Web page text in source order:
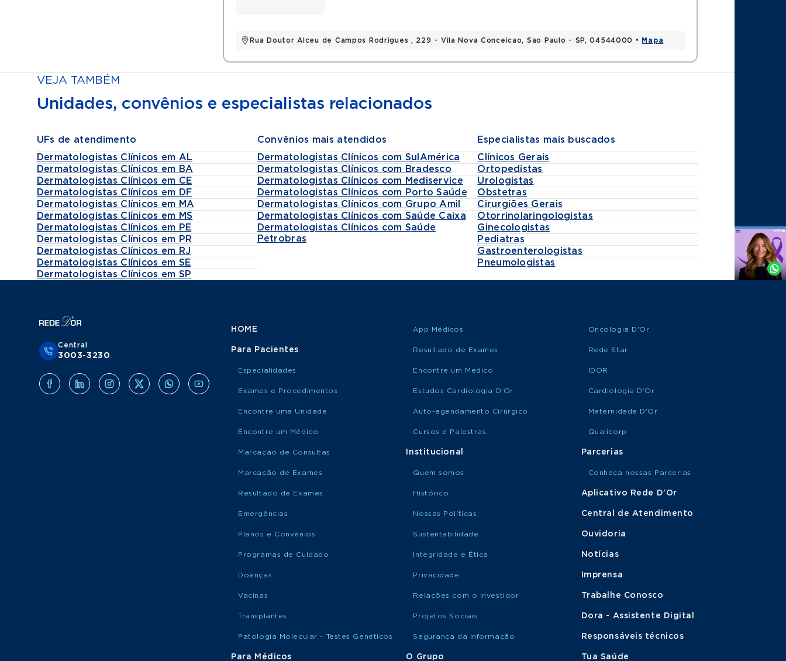
Rua Doutor Alceu de Campos Rodrigues , 229 - Vila Nova Conceicao, Sao Paulo - SP, 04544000 • Mapa
VEJA TAMBÉM
Unidades, convênios e especialistas relacionados
UFs de atendimento
Dermatologistas Clínicos em AL
Dermatologistas Clínicos em BA
Dermatologistas Clínicos em CE
Dermatologistas Clínicos em DF
Dermatologistas Clínicos em MA
Dermatologistas Clínicos em MS
Dermatologistas Clínicos em PE
Dermatologistas Clínicos em PR
Dermatologistas Clínicos em RJ
Dermatologistas Clínicos em SE
Dermatologistas Clínicos em SP
Convênios mais atendidos
Dermatologistas Clínicos com SulAmérica
Dermatologistas Clínicos com Bradesco
Dermatologistas Clínicos com Mediservice
Dermatologistas Clínicos com Porto Saúde
Dermatologistas Clínicos com Grupo Amil
Dermatologistas Clínicos com Saúde Caixa
Dermatologistas Clínicos com Saúde
Petrobras
Especialistas mais buscados
Clínicos Gerais
Ortopedistas
Urologistas
Obstetras
Cirurgiões Gerais
Otorrinolaringologistas
Ginecologistas
Pediatras
Gastroenterologistas
Pneumologistas
Agende
Whatsapp
Central
3003-3230
HOME
Para Pacientes
Especialidades
Exames e Procedimentos
Encontre uma Unidade
Encontre um Médico
Marcação de Consultas
Marcação de Exames
Resultado de Exames
Emergências
Planos e Convênios
Programas de Cuidado
Doenças
Vacinas
Transplantes
Patologia Molecular - Testes Genéticos
Para Médicos
App Médicos
Resultado de Exames
Encontre um Médico
Estudos Cardiologia D'Or
Auto-agendamento Cirúrgico
Cursos e Palestras
Institucional
Quem somos
Histórico
Nossas Políticas
Sustentabilidade
Integridade e Ética
Privacidade
Relações com o Investidor
Projetos Sociais
Segurança da Informação
O Grupo
Oncologia D'Or
Rede Star
IDOR
Cardiologia D’Or
Maternidade D'Or
Qualicorp
Parcerias
Conheça nossas Parcerias
Aplicativo Rede D'Or
Central de Atendimento
Ouvidoria
Notícias
Imprensa
Trabalhe Conosco
Dora - Assistente Digital
Responsáveis técnicos
Tua Saúde